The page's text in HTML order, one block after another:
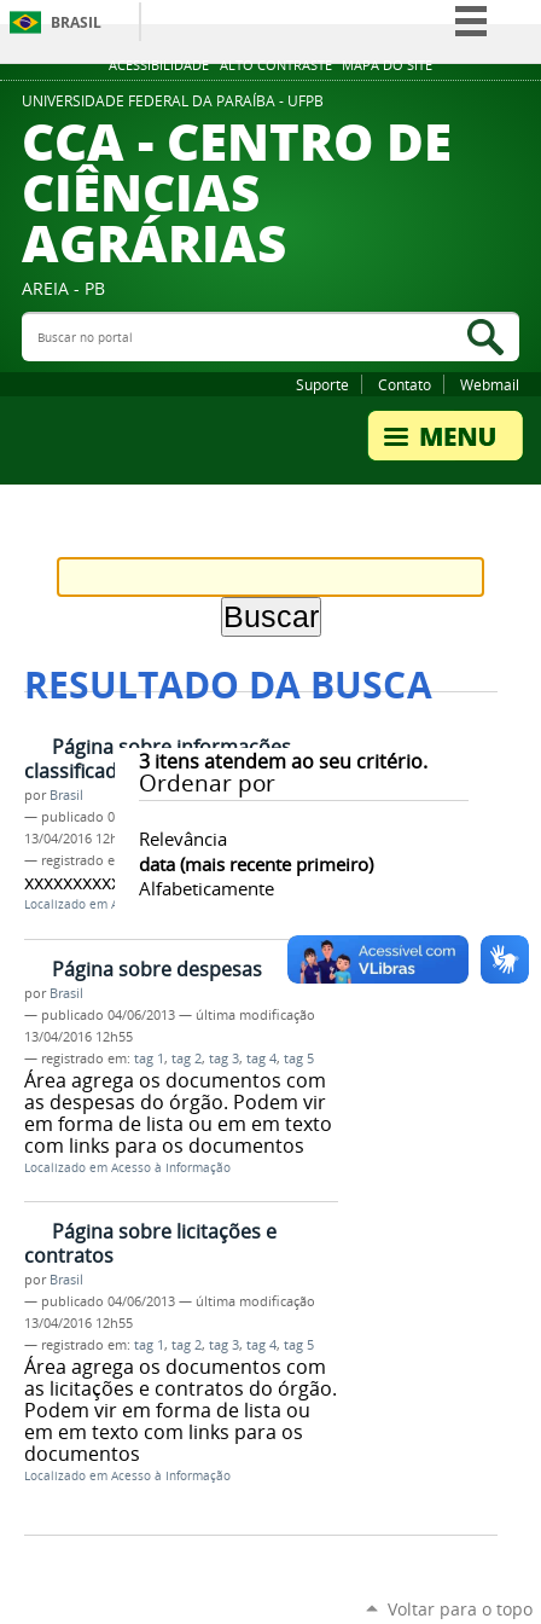
ACESSIBILIDADE ALTO CONTRASTE MAPA DO SITE
BRASIL
Simplifique!
Participe
UNIVERSIDADE FEDERAL DA PARAÍBA - UFPB
CCA - CENTRO DE
CIÊNCIAS
AGRÁRIAS
AREIA - PB
Buscar no portal
Suporte Contato Webmail
RESULTADO DA BUSCA
3itens atendem ao seu critério.
Ordenar por
Relevância
data (mais recente primeiro)
Alfabeticamente
Página sobre informações
classificadas
por Brasil
— publicado 04/06/2013
13/04/2016 12h55
— registrado em:
tag 1,tag 2,tag 3,tag 4,tag 5
xxxxxxxxxxxxxxxxxxxxxxxxxxxxxxxxxxxx
Localizado em Acesso à Informação
Página sobre despesas
por Brasil
— publicado 04/06/2013 — última modificação
13/04/2016 12h55
— registrado em: tag 1, tag 2, tag 3, tag 4, tag 5
Área agrega os documentos com
as despesas do órgão. Podem vir
em forma de lista ou em em texto
com links para os documentos
Localizado em Acesso à Informação
Página sobre licitações e
contratos
por Brasil
— publicado 04/06/2013 — última modificação
13/04/2016 12h55
— registrado em: tag 1, tag 2, tag 3, tag 4, tag 5
Área agrega os documentos com
as licitações e contratos do órgão.
Podem vir em forma de lista ou
em em texto com links para os
documentos
Localizado em Acesso à Informação
Voltar para o topo